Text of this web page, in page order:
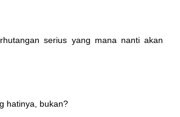
serius yang mana nanti akan
hatinya, bukan?